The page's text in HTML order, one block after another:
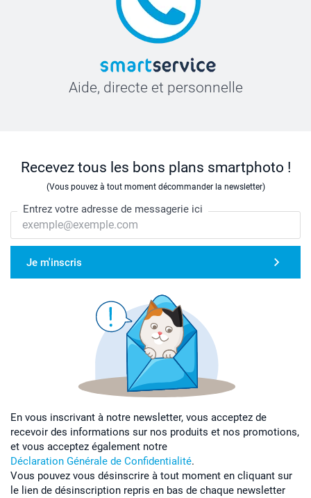
Aide, directe et personnelle
Recevez tous les bons plans smartphoto !
(Vous pouvez à tout moment décommander la newsletter)
Entrez votre adresse de messagerie ici
Je m'inscris
En vous inscrivant à notre newsletter, vous acceptez de
recevoir des informations sur nos produits et nos promotions,
et vous acceptez également notre
Déclaration Générale de Confidentialité.
Vous pouvez vous désinscrire à tout moment en cliquant sur
le lien de désinscription repris en bas de chaque newsletter